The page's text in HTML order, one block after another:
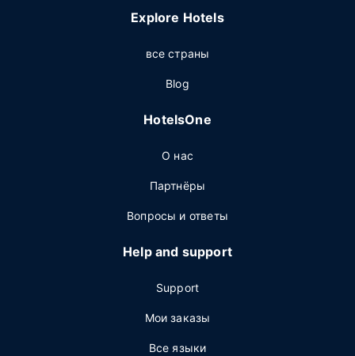
Explore Hotels
все страны
Blog
HotelsOne
О нас
Партнёры
Вопросы и ответы
Help and support
Support
Мои заказы
Все языки